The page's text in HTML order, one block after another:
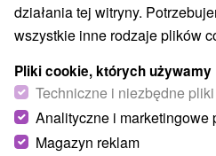
NAJTAŃSZE
Akcia
działania tej witryny.
wszystkie inne rodzaje plików
Pliki cookie, których używamy
Techniczne i niezbędne
Analityczne i marketingowe
Magazyn reklam